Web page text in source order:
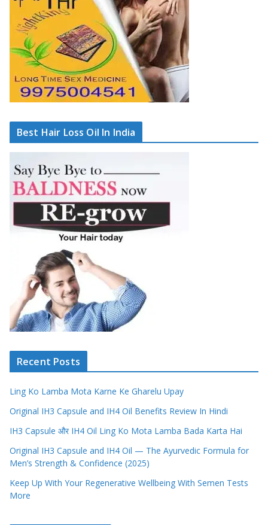
Best Hair Loss Oil In India
Recent Posts
Ling Ko Lamba Mota Karne Ke Gharelu Upay
Original IH3 Capsule and IH4 Oil Benefits Review In Hindi
IH3 Capsule और IH4 Oil Ling Ko Mota Lamba Bada Karta Hai
Original IH3 Capsule and IH4 Oil — The Ayurvedic Formula for
Men’s Strength & Confidence (2025)
Keep Up With Your Regenerative Wellbeing With Semen Tests
More